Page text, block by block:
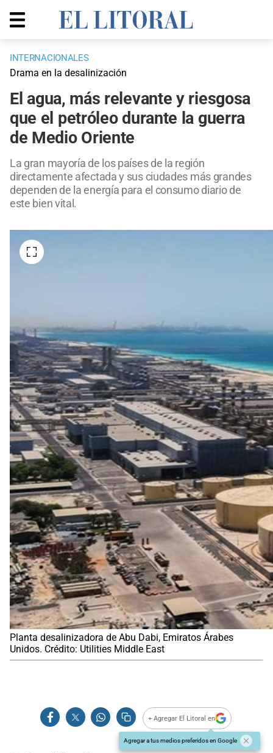
INTERNACIONALES
Drama en la desalinización
El agua, más relevante y riesgosa
que el petróleo durante la guerra
de Medio Oriente
La gran mayoría de los países de la región
directamente afectada y sus ciudades más grandes
dependen de la energía para el consumo diario de
este bien vital.
Planta desalinizadora de Abu Dabi, Emiratos Árabes
Unidos. Crédito: Utilities Middle East
+ Agregar El Litoral en
Agregar a tus medios preferidos en Google